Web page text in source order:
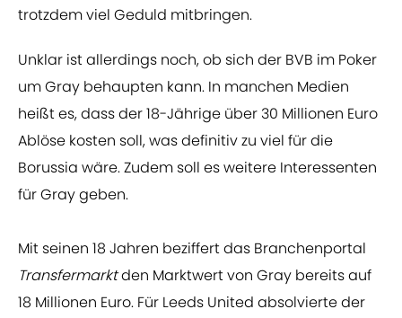
trotzdem viel Geduld mitbringen.
Unklar ist allerdings noch, ob sich der BVB im Poker
um Gray behaupten kann. In manchen Medien
heißt es, dass der 18-Jährige über 30 Millionen Euro
Ablöse kosten soll, was definitiv zu viel für die
Borussia wäre. Zudem soll es weitere Interessenten
für Gray geben.
Mit seinen 18 Jahren beziffert das Branchenportal
Transfermarktden Marktwert von Gray bereits auf
18 Millionen Euro. Für Leeds United absolvierte der